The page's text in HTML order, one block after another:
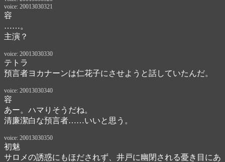
voice: 20013030321
容
……。
主演？
voice: 20013030330
テトラ
預言者ヨカナーンは仁花子にさせようと話していたんだ。
voice: 20013030340
容
あー。ハマりそうだね。
清廉潔白な預言者……いいと思う。
voice: 20013030350
初魅
サロメの誘惑にもほだされず、井戸に幽閉される憂き目にあ